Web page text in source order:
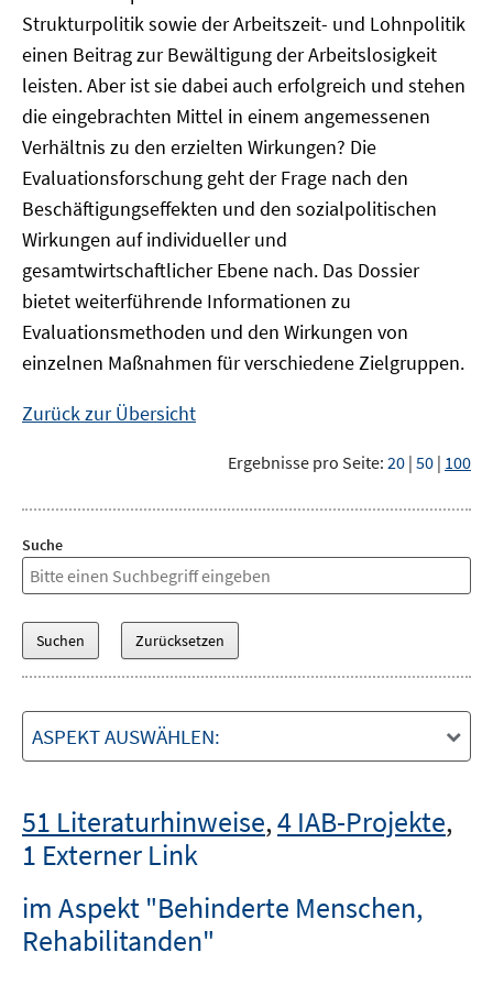
Strukturpolitik sowie der Arbeitszeit- und Lohnpolitik
einen Beitrag zur Bewältigung der Arbeitslosigkeit
leisten. Aber ist sie dabei auch erfolgreich und stehen
die eingebrachten Mittel in einem angemessenen
Verhältnis zu den erzielten Wirkungen? Die
Evaluationsforschung geht der Frage nach den
Beschäftigungseffekten und den sozialpolitischen
Wirkungen auf individueller und
gesamtwirtschaftlicher Ebene nach. Das Dossier
bietet weiterführende Informationen zu
Evaluationsmethoden und den Wirkungen von
einzelnen Maßnahmen für verschiedene Zielgruppen.
Zurück zur Übersicht
Ergebnisse pro Seite: 20 | 50 | 100
Suche
ASPEKT AUSWÄHLEN:
51 Literaturhinweise,4 IAB-Projekte,
1 Externer Link
im Aspekt "Behinderte Menschen,
Rehabilitanden"